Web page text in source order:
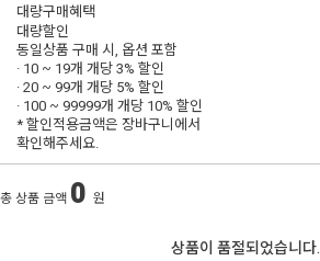
대량구매혜택
대량할인
동일상품 구매 시, 옵션 포함
· 10 ~ 19개 개당3% 할인
· 20 ~ 99개 개당 5% 할인
· 100 ~ 99999개 개당 10% 할인
* 할인적용금액은 장바구니에서
확인해주세요.
총 상품 금액 0 원
상품이 품절되었습니다.